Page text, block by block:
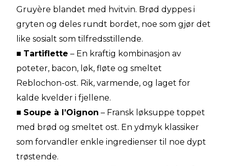
Gruyère blandet med hvitvin. Brød dyppes i
gryten og deles rundt bordet, noe som gjør det
like sosialt som tilfredsstillende.
■ Tartiflette – En kraftig kombinasjon av
poteter, bacon, løk, fløte og smeltet
Reblochon-ost. Rik, varmende, og laget for
kalde kvelder i fjellene.
■ Soupe à l’Oignon – Fransk løksuppe toppet
med brød og smeltet ost. En ydmyk klassiker
som forvandler enkle ingredienser til noe dypt
trøstende.